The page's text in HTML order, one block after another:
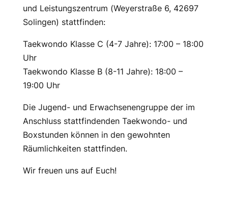
und Leistungszentrum (Weyerstraße 6, 42697
Solingen) stattfinden:
Taekwondo Klasse C (4-7 Jahre): 17:00 – 18:00
Uhr
Taekwondo Klasse B (8-11 Jahre): 18:00 –
19:00 Uhr
Die Jugend- und Erwachsenengruppe der im
Anschluss stattfindenden Taekwondo- und
Boxstunden können in den gewohnten
Räumlichkeiten stattfinden.
Wir freuen uns auf Euch!